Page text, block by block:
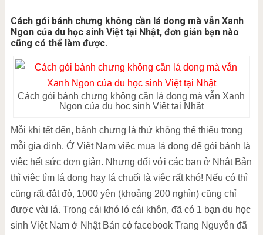
Cách gói bánh chưng không cần lá dong mà vẫn Xanh
Ngon của du học sinh Việt tại Nhật, đơn giản bạn nào
cũng có thể làm được.
Cách gói bánh chưng không cần lá dong mà vẫn Xanh
Ngon của du học sinh Việt tại Nhật
Mỗi khi tết đến, bánh chưng là thứ không thể thiếu trong
mỗi gia đình. Ở Việt Nam việc mua lá dong để gói bánh là
việc hết sức đơn giản. Nhưng đối với các bạn ở Nhật Bản
thì việc tìm lá dong hay lá chuối là việc rất khó! Nếu có thì
cũng rất đắt đỏ, 1000 yên (khoảng 200 nghìn) cũng chỉ
được vài lá. Trong cái khó ló cái khôn, đã có 1 bạn du học
sinh Việt Nam ở Nhật Bản có facebook Trang Nguyễn đã